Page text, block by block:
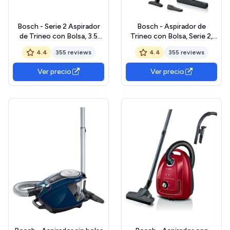
Bosch - Serie 2 Aspirador
de Trineo con Bolsa, 3.5
litros, 80 Decibeles, Negro,
BGBS2LB1
4.4 355 reviews
Ver precio
Bosch - Aspirador de
Trineo con Bolsa, Serie 2,
600 W, 3.5 litros, 80 dB,
Rojo, BGBS2RD1H
4.4 355 reviews
Ver precio